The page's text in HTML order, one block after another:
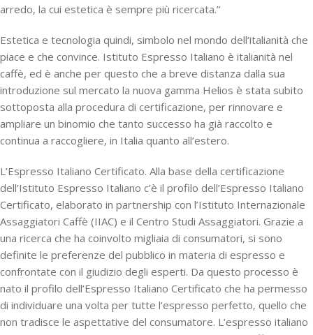
arredo, la cui estetica è sempre più ricercata.”
Estetica e tecnologia quindi, simbolo nel mondo dell’italianità che
piace e che convince. Istituto Espresso Italiano è italianità nel
caffè, ed è anche per questo che a breve distanza dalla sua
introduzione sul mercato la nuova gamma Helios è stata subito
sottoposta alla procedura di certificazione, per rinnovare e
ampliare un binomio che tanto successo ha già raccolto e
continua a raccogliere, in Italia quanto all’estero.
L’Espresso Italiano Certificato. Alla base della certificazione
dell’Istituto Espresso Italiano c’è il profilo dell’Espresso Italiano
Certificato, elaborato in partnership con l’Istituto Internazionale
Assaggiatori Caffè (IIAC) e il Centro Studi Assaggiatori. Grazie a
una ricerca che ha coinvolto migliaia di consumatori, si sono
definite le preferenze del pubblico in materia di espresso e
confrontate con il giudizio degli esperti. Da questo processo è
nato il profilo dell’Espresso Italiano Certificato che ha permesso
di individuare una volta per tutte l’espresso perfetto, quello che
non tradisce le aspettative del consumatore. L’espresso italiano